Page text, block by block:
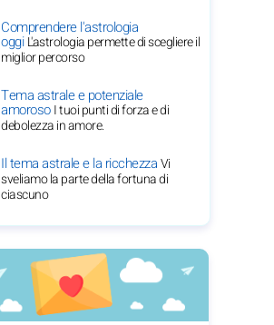
Comprendere l'astrologia
oggiL'astrologia permette di scegliere il
miglior percorso
Tema astrale e potenziale
amorosoI tuoi punti di forza e di
debolezza in amore.
Il tema astrale e la ricchezzaVi
sveliamo la parte della fortuna di
ciascuno